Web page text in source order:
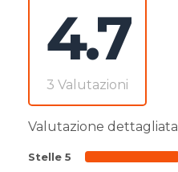
4.7
3 Valutazioni
Valutazione dettagliata
Stelle 5